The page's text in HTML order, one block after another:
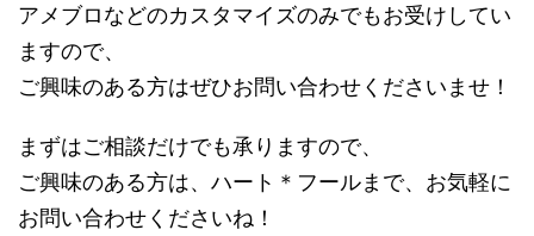
アメブロなどのカスタマイズのみでもお受けしてい
ますので、
ご興味のある方はぜひお問い合わせくださいませ！
まずはご相談だけでも承りますので、
ご興味のある方は、ハート＊フールまで、お気軽に
お問い合わせくださいね！